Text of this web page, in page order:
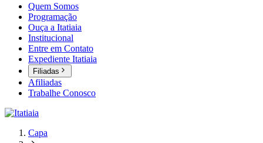
Quem Somos
Programação
Ouça a Itatiaia
Institucional
Entre em Contato
Expediente Itatiaia
Filiadas
Afiliadas
Trabalhe Conosco
Capa